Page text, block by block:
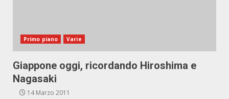
Primo piano Varie
Giappone oggi, ricordando Hiroshima e
Nagasaki
14 Marzo 2011